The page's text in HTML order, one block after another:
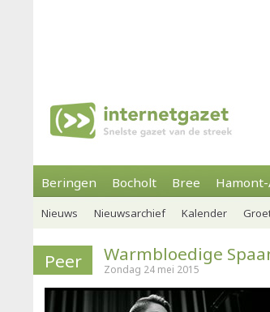
Beringen Bocholt Bree
Nieuws Nieuwsarchief Kalender
Peer Warmbloedige
Zondag 24 mei 2015